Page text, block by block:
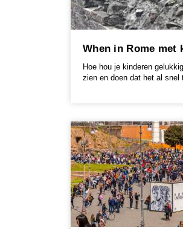
When in Rome met
Hoe hou je kinderen
zien en doen dat het al snel